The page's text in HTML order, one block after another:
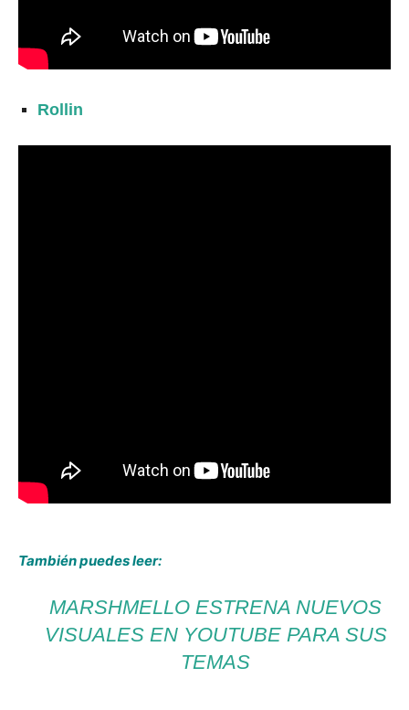
Rollin
También puedes leer:
MARSHMELLO ESTRENA NUEVOS
VISUALES EN YOUTUBE PARA SUS
TEMAS